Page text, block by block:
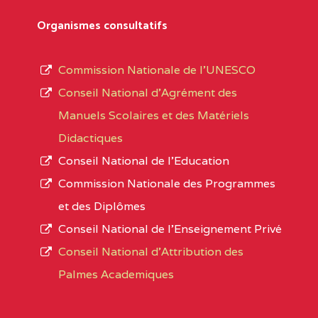
Noms
Localité
Région Noms
ADAMAOUA
INSTITUT POLYVALENT
PINTADES BP :
ADAMAOUA
COLLEGE PRIVE LAIC
L’offre d’éducation del’Enseignement
d’immatriculation du mois de septembre
suit :
1950 établissements publics
895 CES dont 86 Bilingues
1055 Lycées dont 351 Bilingues
72 établissements avec section bilingue
1358 établissements privés
Organismes consultatifs
Commission Nationale de l’UNESCO
Conseil National d’Agrément des
Manuels Scolaires et des Matériels
Didactiques
Conseil National de l’Education
Commission Nationale des Programmes
et des Diplômes
Conseil National de l’Enseignement Privé
Conseil National d'Attribution des
Palmes Academiques